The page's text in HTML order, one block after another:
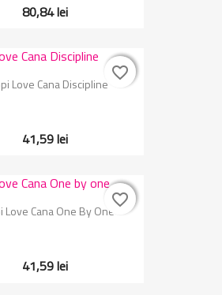
80,84 lei
Love Cana Discipline
41,59 lei
favorite_border
favorite_border
Love Cana One By One
41,59 lei
favorite_border
favorite_border